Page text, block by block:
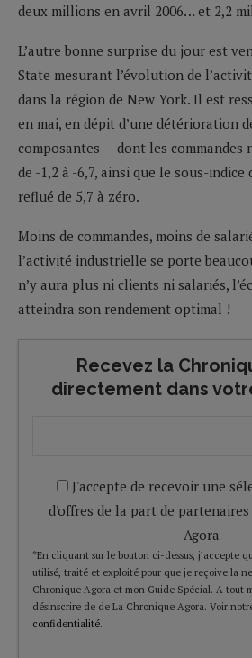
deux millions en avril 2006… et 2,2
L’autre bonne surprise du jour est
State mesurant l’évolution de
dans la région de New York. Il est
en mai, en dépit d’une détérioration
composantes — dont les
de -1,2 à -6,7, ainsi que le sous-indice
reflué de 5,7 à zéro.
Moins de commandes, moins de
l’activité industrielle se porte
n’y aura plus ni clients ni salariés,
atteindra son rendement optimal !
Recevez la
directement dans
J'accepte de recevoir une
d'offres de la part de
Agora
*En cliquant sur le bouton ci-dessus, j’accepte
utilisé, traité et exploité pour que je reçoive la
Chronique Agora et mon Guide Spécial. A tout
désinscrire de de La Chronique Agora. Voir
confidentialité.